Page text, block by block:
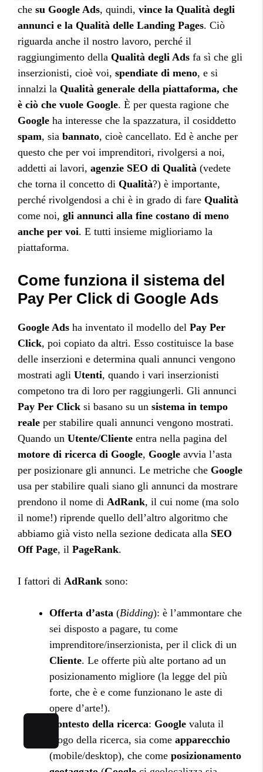
che su Google Ads, quindi, vince la Qualità degli
annunci e la Qualità delle Landing Pages. Ciò
riguarda anche il nostro lavoro, perché il
raggiungimento della Qualità degli Ads fa sì che gli
inserzionisti, cioè voi, spendiate di meno, e si
innalzi la Qualità generale della piattaforma, che
è ciò che vuole Google. È per questa ragione che
Google ha interesse che la spazzatura, il cosiddetto
spam, sia bannato, cioè cancellato. Ed è anche per
questo che per voi imprenditori, rivolgersi a noi,
addetti ai lavori, agenzie SEO di Qualità (vedete
che torna il concetto di Qualità?) è importante,
perché rivolgendosi a chi è in grado di fare Qualità
come noi, gli annunci alla fine costano di meno
anche per voi. E tutti insieme miglioriamo la
piattaforma.
Come funziona il sistema del
Pay Per Click di Google Ads
Google Ads ha inventato il modello del Pay Per
Click, poi copiato da altri. Esso costituisce la base
delle inserzioni e determina quali annunci vengono
mostrati agli Utenti, quando i vari inserzionisti
competono tra di loro per raggiungerli. Gli annunci
Pay Per Click si basano su un sistema in tempo
reale per stabilire quali annunci vengono mostrati.
Quando un Utente/Cliente entra nella pagina del
motore di ricerca di Google, Google avvia l’asta
per posizionare gli annunci. Le metriche che Google
usa per stabilire quali siano gli annunci da mostrare
prendono il nome di AdRank, il cui nome (ma solo
il nome!) riprende quello dell’altro algoritmo che
abbiamo già visto nella sezione dedicata alla SEO
Off Page, il PageRank.
I fattori di AdRank sono:
Offerta d’asta (Bidding): è l’ammontare che
sei disposto a pagare, tu come
imprenditore/inserzionista, per il click di un
Cliente. Le offerte più alte portano ad un
posizionamento migliore (la legge del più
forte, che è e come funzionano le aste di
opere d’arte!).
Contesto della ricerca: Google valuta il
luogo della ricerca, sia come apparecchio
(mobile/desktop), che come posizionamento